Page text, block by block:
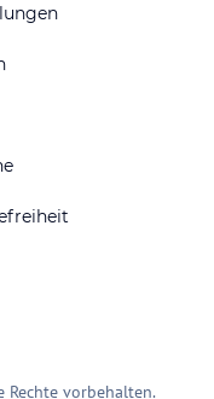
Rechte vorbehalten.